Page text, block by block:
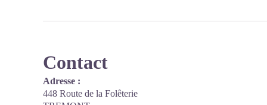
Contact
Adresse :
448 Route de la Folêterie